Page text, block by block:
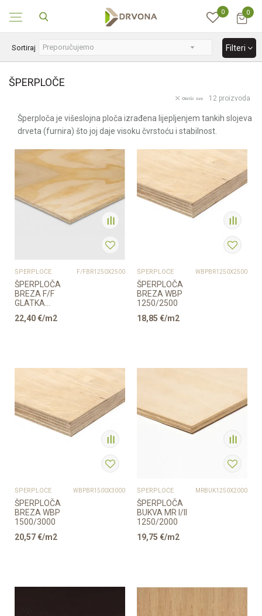
0 0
ŠPERPLOČE
Sortiraj Filteri
12 proizvoda
Obriši sve
Šperploča je višeslojna ploča izrađena lijepljenjem tankih slojeva
drveta (furnira) što joj daje visoku čvrstoću i stabilnost.
ŠPERPLOČE F/FBR1250X2500
ŠPERPLOČA
BREZA F/F
GLATKA
22,40€/m2
ŠPERPLOČE WBPBR1250X2500
ŠPERPLOČA
BREZA WBP
1250/2500
18,85 €/m2
ŠPERPLOČE WBPBR1500X3000
ŠPERPLOČA
BREZA WBP
1500/3000
20,57€/m2
ŠPERPLOČE MRBUK1250X2000
ŠPERPLOČA
BUKVA MR I/II
1250/2000
19,75 €/m2